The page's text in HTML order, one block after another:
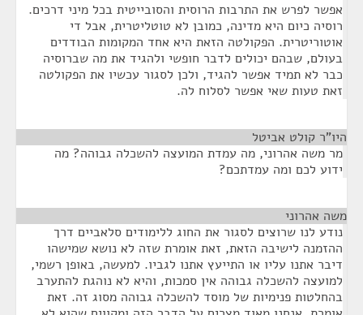
אפשר לפרש את התרבות הרוסית והסובייטית בכל מיני דרכים.
רוסיה כיום היא מדינה, כמובן לא טוטליטרית, אבל די
אוטוריטרית. הפקולטה הזאת היא אחד המקומות הבודדים
בעולם, שבהם יכולים לדבר חופשי ולהגיד את מה שברוסיה
כבר לא תמיד אפשר להגיד, ולכן לסגור עכשיו את הפקולטה
זאת טעות שאי אפשר לסלוח לה.
היו"ר קולט אביטל
מר משה אהרוני, מה עמדת המועצה להשכלה גבוהה? מה
ידוע לכם ומה עמדתכם?
משה אהרוני
נודע לנו שרוצים לסגור את החוג ללימודים סלאביים דרך
ההזמנה לישיבה הזאת, זאת אומרת שזה לא נושא שמישהו
דיבר אתנו עליו או התייעץ אתנו לגביו. למעשה, באופן רשמי,
למועצה להשכלה גבוהה אין סמכות, והיא לא נוהגת להתערב
בהחלטות פנימיות של מוסד להשכלה גבוהה מסוג זה. זאת